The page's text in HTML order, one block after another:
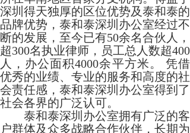
深圳得天独厚的区位优势及泰和泰的
品牌优势，泰和泰深圳办公室经过不
断的发展，至今已有50余名合伙人，
超300名执业律师，员工总人数超400
人，办公面积4000余平方米。 凭借
优秀的业绩、专业的服务和高度的社
会责任感，泰和泰深圳办公室得到了
社会各界的广泛认可。
泰和泰深圳办公室拥有广泛的客
户群体及众多战略合作伙伴，长期为